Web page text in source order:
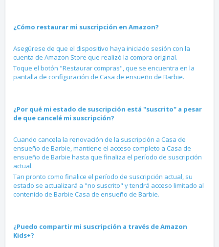
¿Cómo restaurar mi suscripción en Amazon?
Asegúrese de que el dispositivo haya iniciado sesión con la
cuenta de Amazon Store que realizó la compra original.
Toque el botón "Restaurar compras", que se encuentra en la
pantalla de configuración de Casa de ensueño de Barbie.
¿Por qué mi estado de suscripción está "suscrito" a pesar
de que cancelé mi suscripción?
Cuando cancela la renovación de la suscripción a Casa de
ensueño de Barbie, mantiene el acceso completo a Casa de
ensueño de Barbie hasta que finaliza el período de suscripción
actual.
Tan pronto como finalice el período de suscripción actual, su
estado se actualizará a "no suscrito" y tendrá acceso limitado al
contenido de Barbie Casa de ensueño de Barbie.
¿Puedo compartir mi suscripción a través de Amazon
Kids+?